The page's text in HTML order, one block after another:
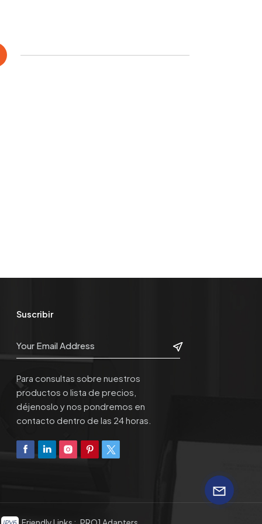
Suscribir
Para consultas sobre nuestros
productos o lista de precios,
déjenoslo y nos pondremos en
contacto dentro de las 24 horas.